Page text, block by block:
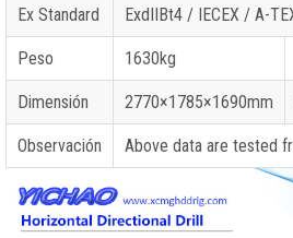
Ex Standard ExdIIBt4 / IECEX / A-
Peso 1630kg
Dimensión 2770×1785×1690mm
Observación Above data are tested